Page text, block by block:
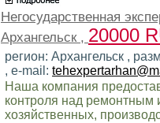
Негосударственная
Архангельск , 20000
регион: Архангельск ,
, e-mail:
Наша компания
контроля над ремонтным
хозяйственных,